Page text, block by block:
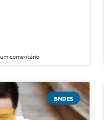
comentário
BNDES